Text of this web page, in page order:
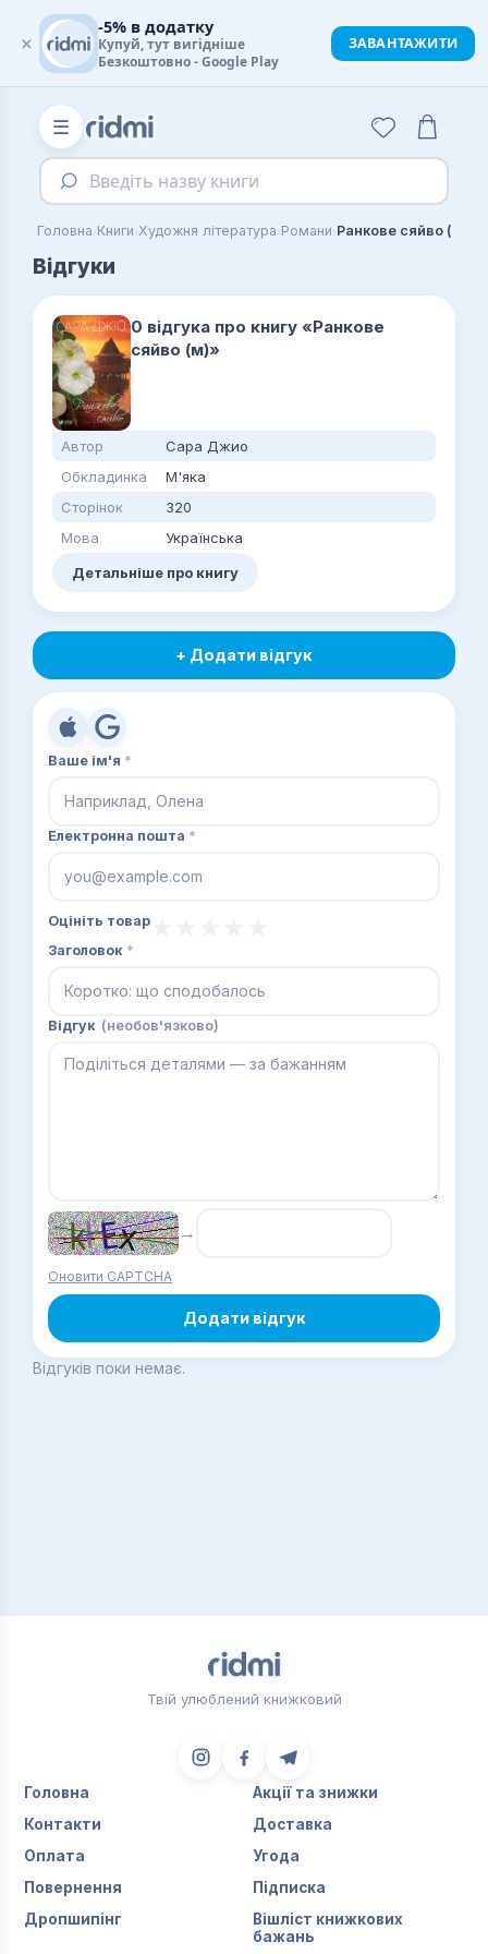
☰
Введіть назву книги
Головна›Книги›Художня література›Романи›Ранкове сяйво (м)
Відгуки
0 відгука про книгу «Ранкове
сяйво (м)»
Автор
Сара Джио
Обкладинка
М'яка
Сторінок
320
Мова
Українська
Детальніше про книгу
+ Додати відгук
Ваше ім'я *
Електронна пошта *
Оцініть товар
Заголовок *
Відгук (необов'язково)
→
Оновити CAPTCHA
Додати відгук
Відгуків поки немає.
Твій улюблений книжковий
Головна
Акції та знижки
Контакти
Доставка
Оплата
Угода
Повернення
Підписка
Дропшипінг
Вішліст книжкових
бажань
×
-5% в додатку
Купуй, тут вигідніше
Безкоштовно - Google Play
ЗАВАНТАЖИТИ